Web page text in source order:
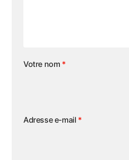
Votre nom *
Adresse e-mail *